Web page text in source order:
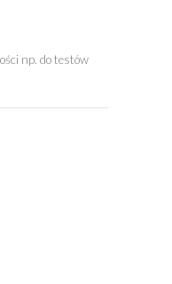
np. do testów